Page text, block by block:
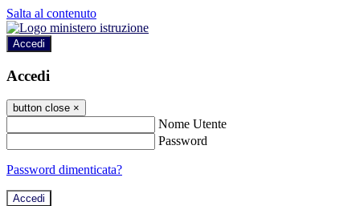
Salta al contenuto
Accedi
Accedi
button close ×
Nome Utente
Password
Password dimenticata?